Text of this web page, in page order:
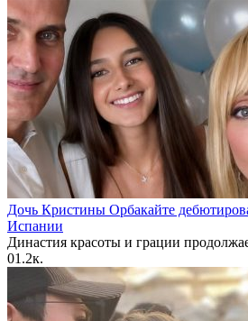
Дочь Кристины Орбакайте
Испании
Династия красоты и грации
01.2к.